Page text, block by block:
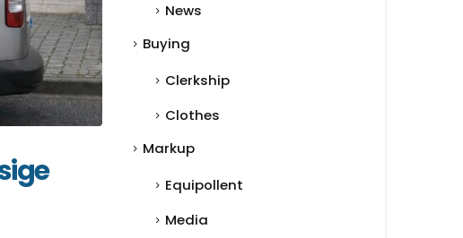
News
Buying
Clerkship
Clothes
Markup
Equipollent
Media